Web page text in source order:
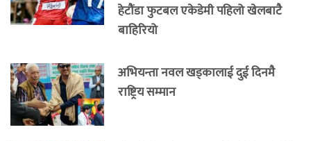
हेटौंडा फुटबल एकेडेमी पहिलो खेलबाटै
बाहिरियो
अभियन्ता नवल खड्कालाई दुई दिनमै
राष्ट्रिय सम्मान